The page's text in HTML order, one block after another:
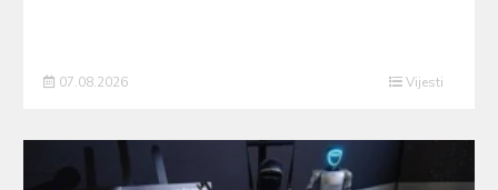
07.08.2026 Vijesti